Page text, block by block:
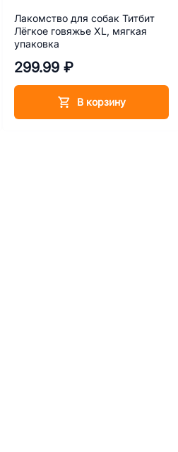
Лакомство для собак Титбит
Лёгкое говяжье XL, мягкая
упаковка
299.99 ₽
В корзину